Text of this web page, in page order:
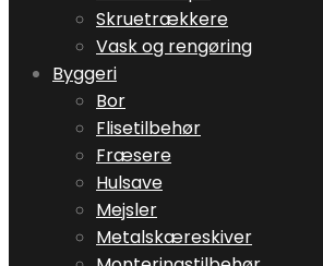
Skruetrækkere
Vask og rengøring
Byggeri
Bor
Flisetilbehør
Fræsere
Hulsave
Mejsler
Metalskæreskiver